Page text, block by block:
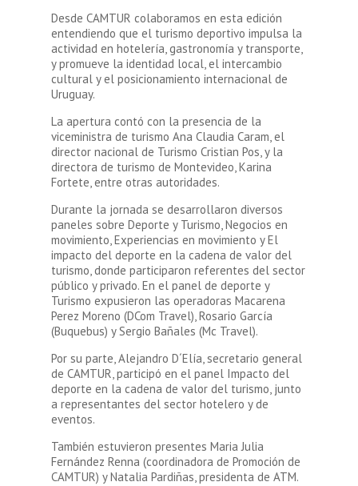
Desde CAMTUR colaboramos en esta edición
entendiendo que el turismo deportivo impulsa la
actividad en hotelería, gastronomía y transporte,
y promueve la identidad local, el intercambio
cultural y el posicionamiento internacional de
Uruguay.
La apertura contó con la presencia de la
viceministra de turismo Ana Claudia Caram, el
director nacional de Turismo Cristian Pos, y la
directora de turismo de Montevideo, Karina
Fortete, entre otras autoridades.
Durante la jornada se desarrollaron diversos
paneles sobre Deporte y Turismo, Negocios en
movimiento, Experiencias en movimiento y El
impacto del deporte en la cadena de valor del
turismo, donde participaron referentes del sector
público y privado. En el panel de deporte y
Turismo expusieron las operadoras Macarena
Perez Moreno (DCom Travel), Rosario García
(Buquebus) y Sergio Bañales (Mc Travel).
Por su parte, Alejandro D´Elía, secretario general
de CAMTUR, participó en el panel Impacto del
deporte en la cadena de valor del turismo, junto
a representantes del sector hotelero y de
eventos.
También estuvieron presentes Maria Julia
Fernández Renna (coordinadora de Promoción de
CAMTUR) y Natalia Pardiñas, presidenta de ATM.